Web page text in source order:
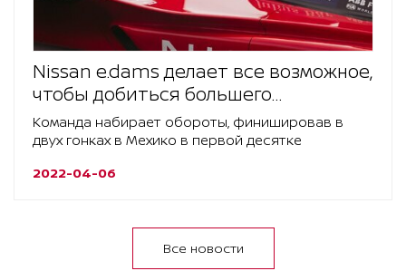
Nissan e.dams делает все возможное,
чтобы добиться большего
количества очков
Команда набирает обороты, финишировав в
двух гонках в Мехико в первой десятке
2022-04-06
Все новости